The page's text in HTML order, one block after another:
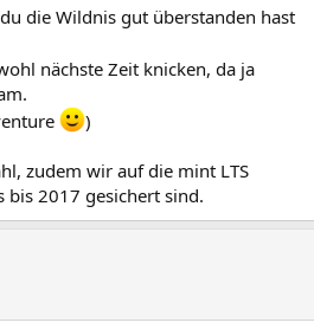
die Wildnis gut überstanden hast
nächste Zeit knicken, da ja
)
zudem wir auf die mint LTS
bis 2017 gesichert sind.